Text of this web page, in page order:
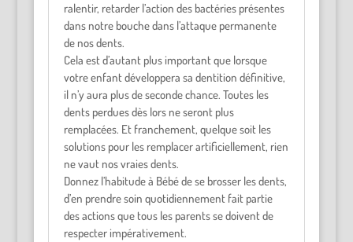
ralentir, retarder l’action des bactéries présentes
dans notre bouche dans l’attaque permanente
de nos dents.
Cela est d’autant plus important que lorsque
votre enfant développera sa dentition définitive,
il n’y aura plus de seconde chance. Toutes les
dents perdues dès lors ne seront plus
remplacées. Et franchement, quelque soit les
solutions pour les remplacer artificiellement, rien
ne vaut nos vraies dents.
Donnez l’habitude à Bébé de se brosser les dents,
d’en prendre soin quotidiennement fait partie
des actions que tous les parents se doivent de
respecter impérativement.